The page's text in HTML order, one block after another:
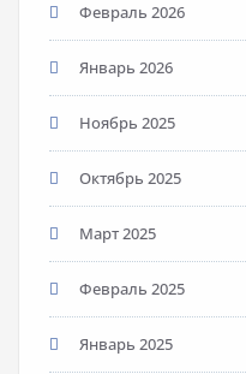
Февраль 2026
Январь 2026
Ноябрь 2025
Октябрь 2025
Март 2025
Февраль 2025
Январь 2025